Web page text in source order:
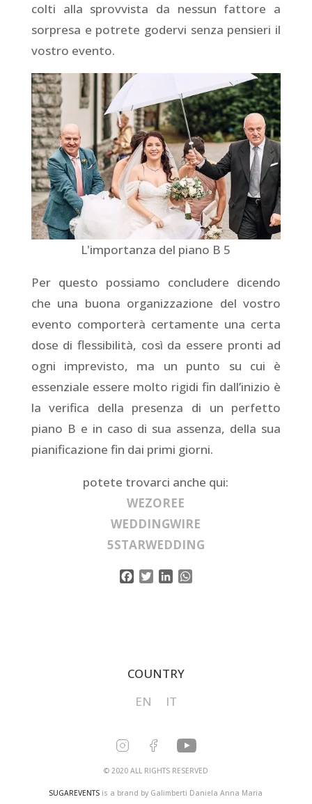
colti alla sprovvista da nessun fattore a
sorpresa e potrete godervi senza pensieri il
vostro evento.
L'importanza del piano B 5
Per questo possiamo concludere dicendo
che una buona organizzazione del vostro
evento comporterà certamente una certa
dose di flessibilità, così da essere pronti ad
ogni imprevisto, ma un punto su cui è
essenziale essere molto rigidi fin dall’inizio è
la verifica della presenza di un perfetto
piano B e in caso di sua assenza, della sua
pianificazione fin dai primi giorni.
potete trovarci anche qui:
WEZOREE
WEDDINGWIRE
5STARWEDDING
Facebook
TwitterLinkedIn
COUNTRY
EN
IT
© 2020 ALL RIGHTS RESERVED
SUGAREVENTS is a brand by Galimberti Daniela Anna Maria